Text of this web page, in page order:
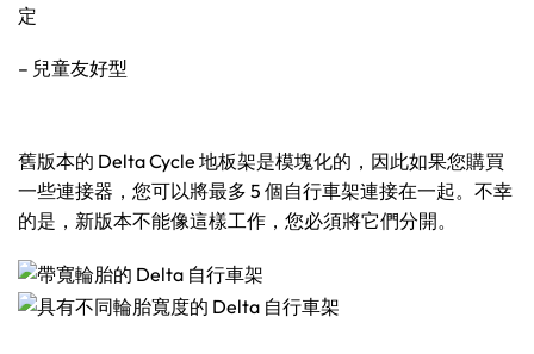
定
– 兒童友好型
舊版本的 Delta Cycle 地板架是模塊化的，因此如果您購買
一些連接器，您可以將最多 5 個自行車架連接在一起。不幸
的是，新版本不能像這樣工作，您必須將它們分開。